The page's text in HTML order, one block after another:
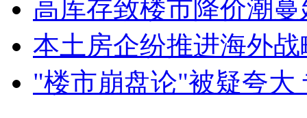
高库存致楼市降价潮
本土房企纷推进海外
"楼市崩盘论"被疑夸大